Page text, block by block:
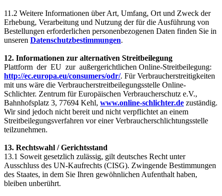
11.2 Weitere Informationen über Art, Umfang, Ort und Zweck der
Erhebung, Verarbeitung und Nutzung der für die Ausführung von
Bestellungen erforderlichen personenbezogenen Daten finden Sie in
unseren Datenschutzbestimmungen.
12. Informationen zur alternativen Streitbeilegung
Plattform der EU zur außergerichtlichen Online-Streitbeilegung:
http://ec.europa.eu/consumers/odr/. Für Verbraucherstreitigkeiten
mit uns wäre die Verbraucherstreitbeilegungsstelle Online-
Schlichter. Zentrum für Europäischen Verbraucherschutz e.V.,
Bahnhofsplatz 3, 77694 Kehl, www.online-schlichter.de zuständig.
Wir sind jedoch nicht bereit und nicht verpflichtet an einem
Streitbeilegungsverfahren vor einer Verbraucherschlichtungsstelle
teilzunehmen.
13. Rechtswahl / Gerichtsstand
13.1 Soweit gesetzlich zulässig, gilt deutsches Recht unter
Ausschluss des UN-Kaufrechts (CISG). Zwingende Bestimmungen
des Staates, in dem Sie Ihren gewöhnlichen Aufenthalt haben,
bleiben unberührt.